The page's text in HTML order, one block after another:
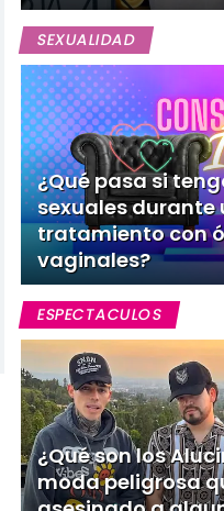
SEXUALIDAD
¿Qué pasa si
sexuales durante
tratamiento con
vaginales?
ESPECTACULOS
¿Qué son los
moda peligrosa